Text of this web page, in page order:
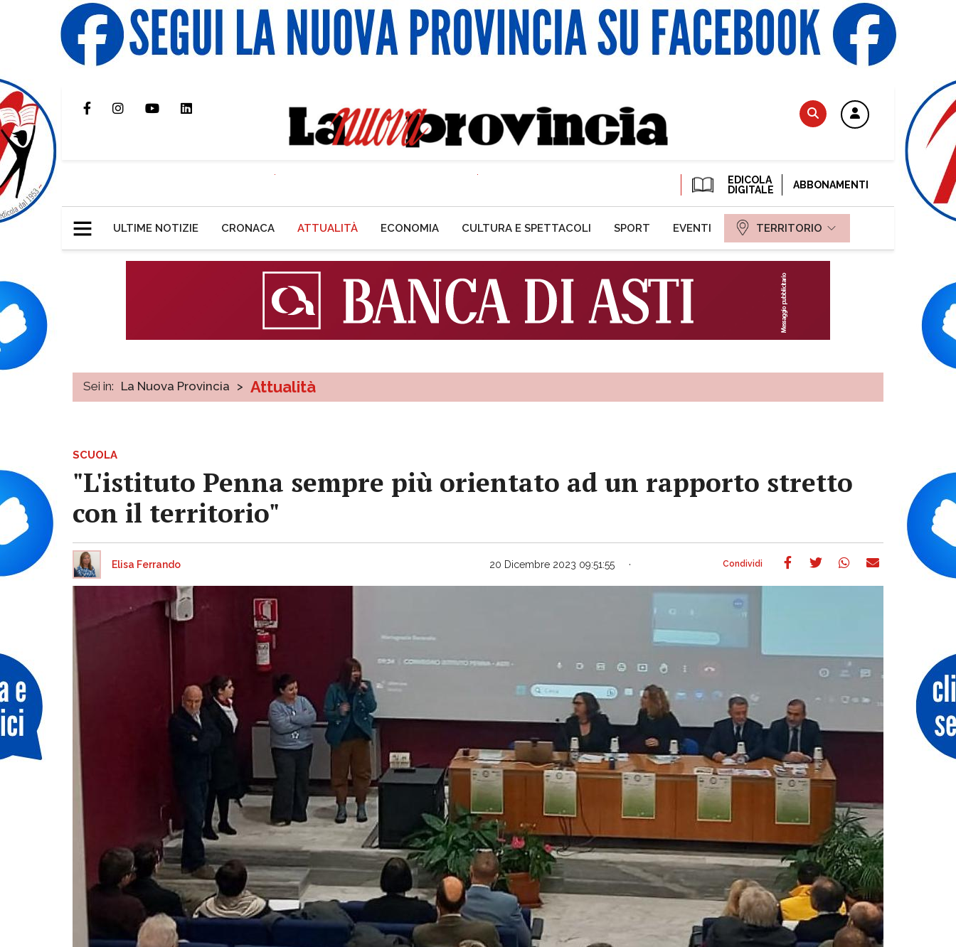
EDICOLA
DIGITALE
ABBONAMENTI
ULTIME NOTIZIE CRONACA ATTUALITÀ ECONOMIA CULTURA E SPETTACOLI SPORT EVENTI TERRITORIO
Sei in: La Nuova Provincia > Attualità
SCUOLA
"L'istituto Penna sempre più orientato ad un rapporto stretto
con il territorio"
Elisa Ferrando 20 Dicembre 2023 09:51:55